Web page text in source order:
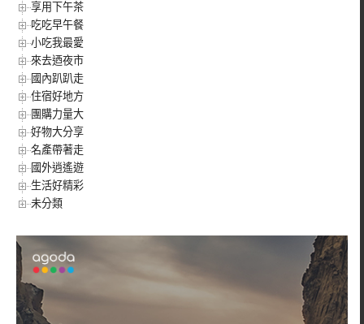
享用下午茶
吃吃早午餐
小吃我最愛
來去迺夜市
國內趴趴走
住宿好地方
團購力量大
好物大分享
名產帶著走
國外逍遙遊
生活好精彩
未分類